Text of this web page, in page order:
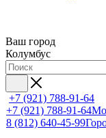
Ваш город
Колумбус
+7 (921) 788-91-64
+7 (921) 788-91-64
8 (812) 640-45-99